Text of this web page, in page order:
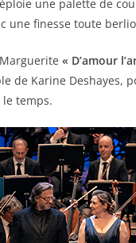
une palette de
une finesse toute
« D’amour
de Karine Deshayes,
temps.